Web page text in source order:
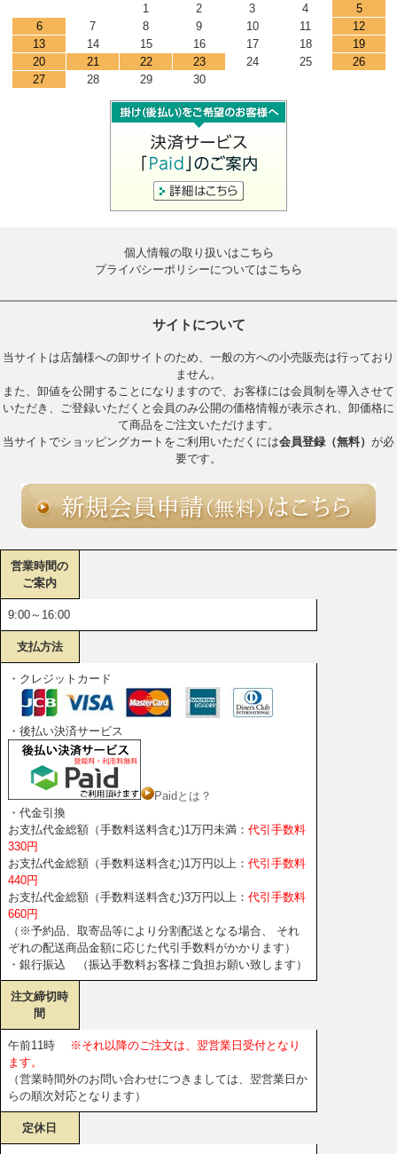
1
2 3 4
5
6
7 8 9 10 11
12
13
14 15 16 17 18
19
20
21 22 23 24 25
26
27
28 29 30
個人情報の取り扱いはこちら
プライバシーポリシーについてはこちら
サイトについて
当サイトは店舗様への卸サイトのため、一般の方への小売販売は行っており
ません。
また、卸値を公開することになりますので、お客様には会員制を導入させて
いただき、ご登録いただくと会員のみ公開の価格情報が表示され、卸価格に
て商品をご注文いただけます。
当サイトでショッピングカートをご利用いただくには会員登録（無料） が必
要です。
営業時間の
ご案内
9:00～16:00
支払方法
・クレジットカード
・後払い決済サービス
Paidとは？
・代金引換
お支払代金総額（手数料送料含む)1万円未満： 代引手数料
330円
お支払代金総額（手数料送料含む)1万円以上： 代引手数料
440円
お支払代金総額（手数料送料含む)3万円以上： 代引手数料
660円
（※予約品、取寄品等により分割配送となる場合、 それ
ぞれの配送商品金額に応じた代引手数料がかかります）
・銀行振込 （振込手数料お客様ご負担お願い致します）
注文締切時
間
午前11時
※それ以降のご注文は、翌営業日受付となり
ます。
（営業時間外のお問い合わせにつきましては、翌営業日か
らの順次対応となります）
定休日